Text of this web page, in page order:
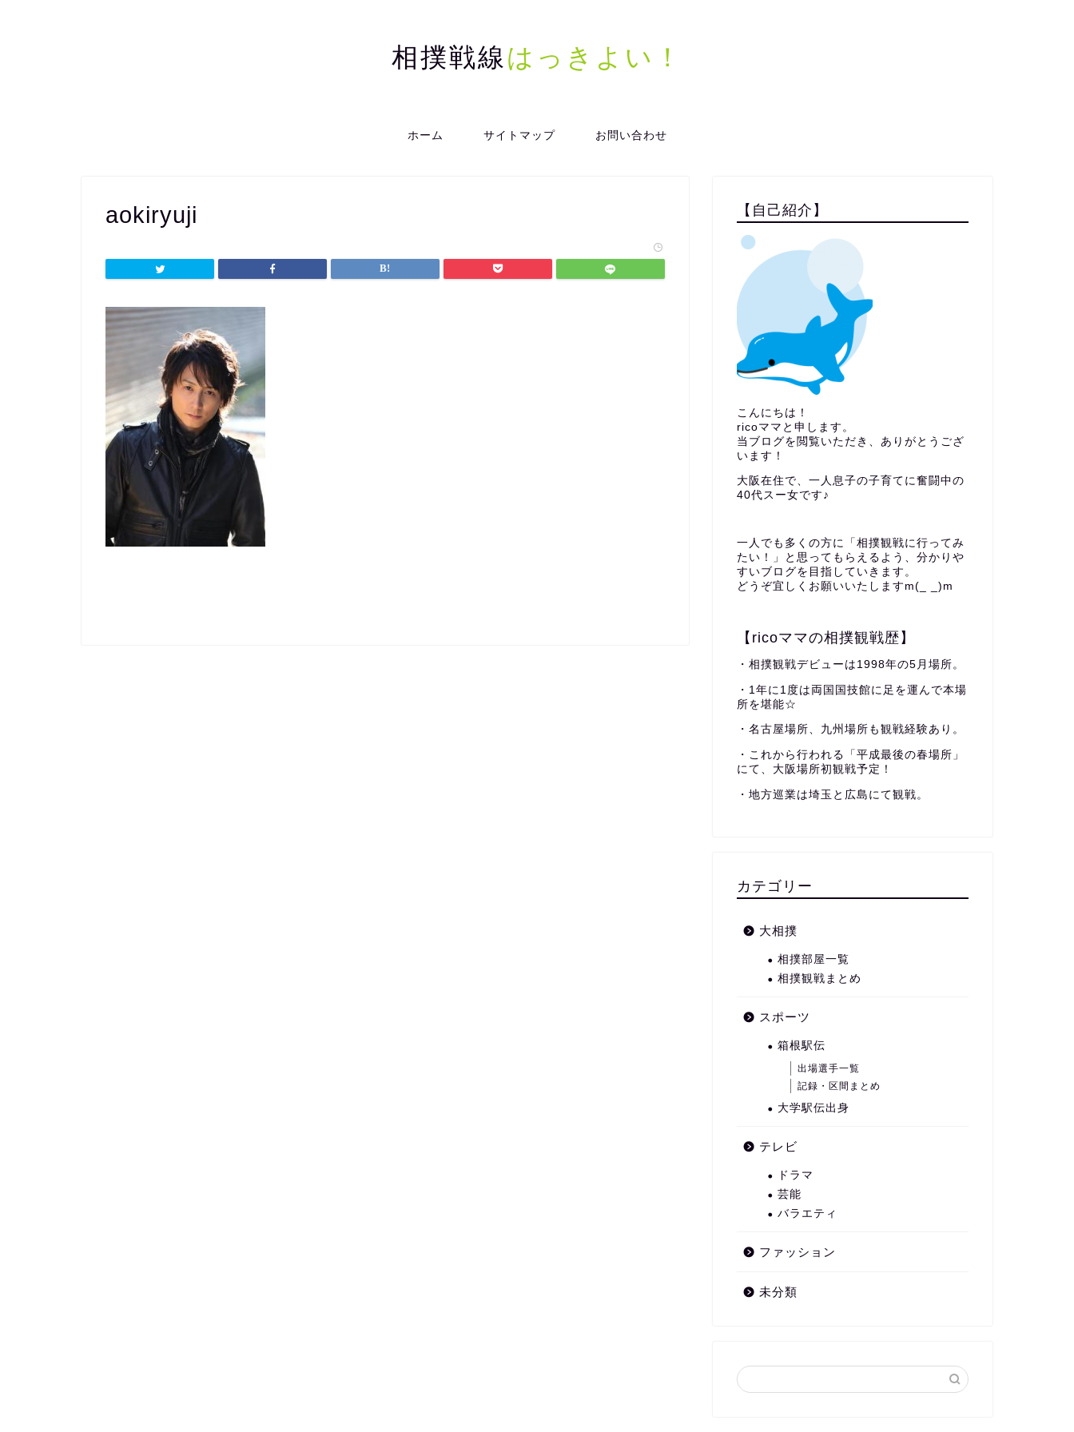
相撲戦線はっきよい！
ホーム サイトマップ お問い合わせ
aokiryuji 【自己紹介】
こんにちは！
ricoママと申します。
当ブログを閲覧いただき、ありがとうござ
います！
大阪在住で、一人息子の子育てに奮闘中の
40代スー女です♪
一人でも多くの方に「相撲観戦に行ってみ
たい！」と思ってもらえるよう、分かりや
すいブログを目指していきます。
どうぞ宜しくお願いいたしますm(_ _)m
【ricoママの相撲観戦歴】
・相撲観戦デビューは1998年の5月場所。
・1年に1度は両国国技館に足を運んで本場
所を堪能☆
・名古屋場所、九州場所も観戦経験あり。
・これから行われる「平成最後の春場所」
にて、大阪場所初観戦予定！
・地方巡業は埼玉と広島にて観戦。
カテゴリー
大相撲
相撲部屋一覧
相撲観戦まとめ
スポーツ
箱根駅伝
出場選手一覧
記録・区間まとめ
大学駅伝出身
テレビ
ドラマ
芸能
バラエティ
ファッション
未分類